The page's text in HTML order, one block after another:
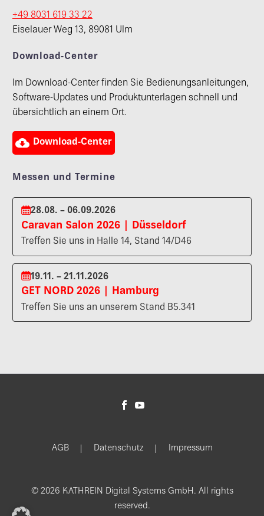
+49 8031 619 33 22
Eiselauer Weg 13, 89081 Ulm
Download-Center
Im Download-Center finden Sie Bedienungsanleitungen,
Software-Updates und Produktunterlagen schnell und
übersichtlich an einem Ort.
 Download-Center
Messen und Termine
28.08. – 06.09.2026
Caravan Salon 2026 | Düsseldorf
Treffen Sie uns in Halle 14, Stand 14/D46
19.11. – 21.11.2026
GET NORD 2026 | Hamburg
Treffen Sie uns an unserem Stand B5.341
AGB Datenschutz Impressum
© 2026 KATHREIN Digital Systems GmbH. All rights
reserved.